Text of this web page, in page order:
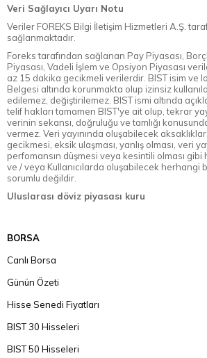
Veri Sağlayıcı Uyarı Notu
Veriler FOREKS Bilgi İletişim Hizmetleri A.Ş.
sağlanmaktadır.
Foreks tarafından sağlanan Pay Piyasası,
Piyasası, Vadeli İşlem ve Opsiyon Piyasası
az 15 dakika gecikmeli verilerdir. BIST isim ve
Belgesi altında korunmakta olup izinsiz
edilemez, değiştirilemez. BIST ismi altında
telif hakları tamamen BIST'ye ait olup, tekrar
verinin sekansı, doğruluğu ve tamlığı
vermez. Veri yayınında oluşabilecek
gecikmesi, eksik ulaşması, yanlış olması, veri
perfomansın düşmesi veya kesintili olması gibi
ve / veya Kullanıcılarda oluşabilecek herhangi
sorumlu değildir.
Uluslarası döviz piyasası kuru
BORSA
Canlı Borsa
Günün Özeti
Hisse Senedi Fiyatları
BIST 30 Hisseleri
BIST 50 Hisseleri